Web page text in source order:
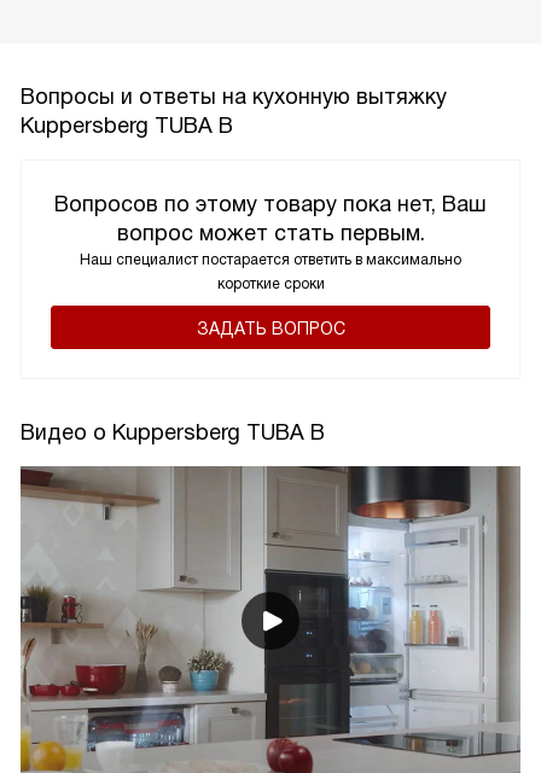
Вопросы и ответы на кухонную вытяжку
Kuppersberg TUBA B
Вопросов по этому товару пока нет, Ваш
вопрос может стать первым.
Наш специалист постарается ответить в максимально
короткие сроки
ЗАДАТЬ ВОПРОС
Видео о Kuppersberg TUBA B